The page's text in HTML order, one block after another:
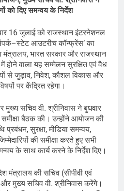
को दिए समन्वय के निर्देश
16 जुलाई को राजस्थान इंटरनेशनल
आउटरीच कॉन्फ्रेंस’ का
मंत्रालय, भारत सरकार और राजस्थान
होने वाला यह सम्मेलन सुरक्षित एवं वैध
से जुड़ाव, निवेश, कौशल विकास और
पर केंद्रित रहेगा।
मुख्य सचिव वी. श्रीनिवास ने बुधवार
बैठक की। उन्होंने आयोजन की
प्रबंधन, सुरक्षा, मीडिया समन्वय,
की समीक्षा करते हुए सभी
के साथ कार्य करने के निर्देश दिए।
मंत्रालय की सचिव (सीपीवी एवं
मुख्य सचिव वी. श्रीनिवास करेंगे।